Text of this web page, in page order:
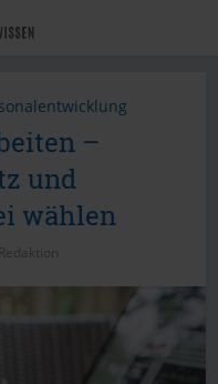
–
und
wählen
Redaktion